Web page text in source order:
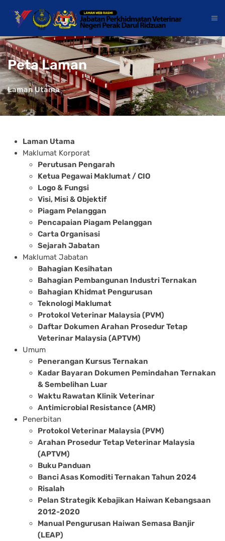
Peta Laman
Laman Utama
Laman Utama
Maklumat Korporat
Perutusan Pengarah
Ketua Pegawai Maklumat / CIO
Logo & Fungsi
Visi, Misi & Objektif
Piagam Pelanggan
Pencapaian Piagam Pelanggan
Carta Organisasi
Sejarah Jabatan
Maklumat Jabatan
Bahagian Kesihatan
Bahagian Pembangunan Industri Ternakan
Bahagian Khidmat Pengurusan
Teknologi Maklumat
Protokol Veterinar Malaysia (PVM)
Daftar Dokumen Arahan Prosedur Tetap
Veterinar Malaysia (APTVM)
Umum
Penerangan Kursus Ternakan
Kadar Bayaran Dokumen Pemindahan Ternakan
& Sembelihan Luar
Waktu Rawatan Klinik Veterinar
Antimicrobial Resistance (AMR)
Penerbitan
Protokol Veterinar Malaysia (PVM)
Arahan Prosedur Tetap Veterinar Malaysia
(APTVM)
Buku Panduan
Banci Asas Komoditi Ternakan Tahun 2024
Risalah
Pelan Strategik Kebajikan Haiwan Kebangsaan
2012-2020
Manual Pengurusan Haiwan Semasa Banjir
(LEAP)